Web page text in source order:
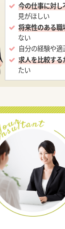
今の仕事に対し
見がほしい
将来性のある職
ない
自分の経験や適
求人を比較す
たい